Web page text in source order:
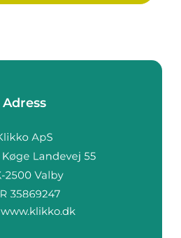
Adress
www.klikko.dk